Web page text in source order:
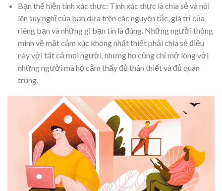
Bạn thể hiện tính xác thực: Tính xác thực là chia sẻ và nói
lên suy nghĩ của bạn dựa trên các nguyên tắc, giá trị của
riêng bạn và những gì bạn tin là đúng. Những người thông
minh về mặt cảm xúc không nhất thiết phải chia sẻ điều
này với tất cả mọi người, nhưng họ cũng chỉ mở lòng với
những người mà họ cảm thấy đủ thân thiết và đủ quan
trọng.